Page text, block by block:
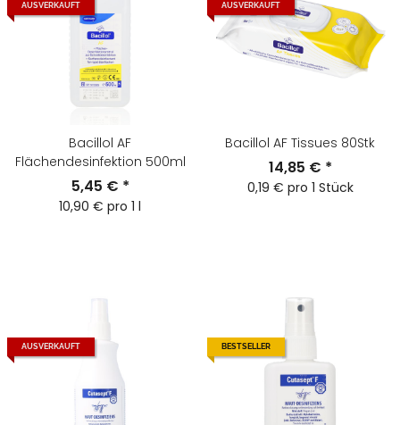
AUSVERKAUFT
Bacillol AF
Flächendesinfektion 500ml
5,45 € *
10,90 € pro 1 l
AUSVERKAUFT
Bacillol AF Tissues 80Stk
14,85 € *
0,19 € pro 1 Stück
AUSVERKAUFT BESTSELLER